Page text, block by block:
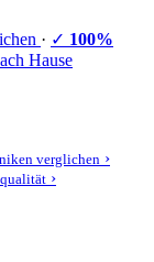
· ✓ 100%
Hause
verglichen ›
›